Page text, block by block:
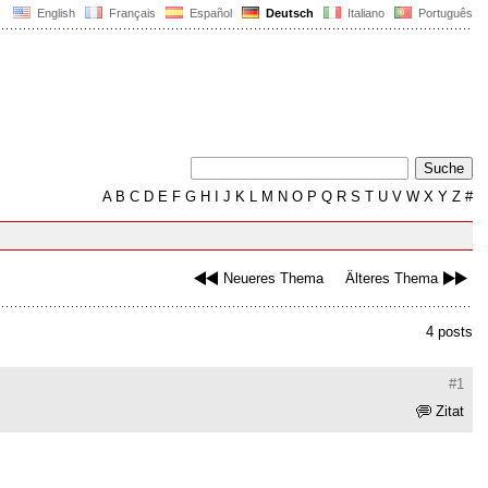
English Français Español Deutsch Italiano Português
AB C D E F G H J K L M N O P Q R S T U V W X Y Z #
Neueres Thema Älteres Thema
4 posts
#1
Zitat